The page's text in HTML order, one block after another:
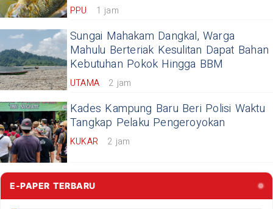
PPU 1 jam
Sungai Mahakam Dangkal, Warga
Mahulu Berteriak Kesulitan Dapat Bahan
Kebutuhan Pokok Hingga BBM
UTAMA 2 jam
Kades Kampung Baru Beri Polisi Waktu
Tangkap Pelaku Pengeroyokan
KUKAR 2 jam
E-PAPER TERBARU